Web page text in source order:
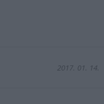
2017. 01. 14.